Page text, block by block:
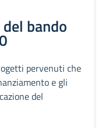
bando
pervenuti che
e gli
del